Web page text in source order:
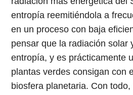
entropía reemitiéndola a
en un proceso con baja
pensar que la radiación solar
entropía, y es prácticamente
plantas verdes consigan con
biosfera planetaria. Con